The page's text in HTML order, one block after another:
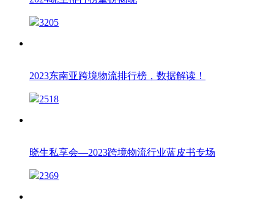
3205
2023东南亚跨境物流排行榜，数据解读！
2518
晓生私享会—2023跨境物流行业蓝皮书专场
2369